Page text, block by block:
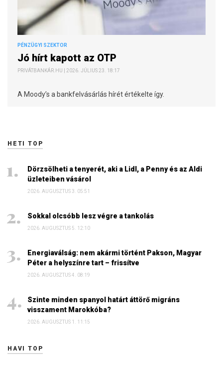
PÉNZÜGYI SZEKTOR
Jó hírt kapott az OTP
PRIVÁTBANKÁR.HU | 2026. JÚLIUS 23. 18:17
A Moody’s a bankfelvásárlás hírét értékelte így.
HETI TOP
Dörzsölheti a tenyerét, aki a Lidl, a Penny és az Aldi
üzleteiben vásárol
2026. AUGUSZTUS 3. 05:51
Sokkal olcsóbb lesz végre a tankolás
2026. AUGUSZTUS 5. 12:10
Energiaválság: nem akármi történt Pakson, Magyar
Péter a helyszínre tart – frissítve
2026. AUGUSZTUS 4. 08:19
Szinte minden spanyol határt áttörő migráns
visszament Marokkóba?
2026. AUGUSZTUS 1. 11:15
HAVI TOP